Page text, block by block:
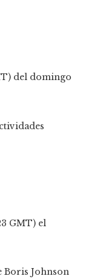
del domingo
GMT) el